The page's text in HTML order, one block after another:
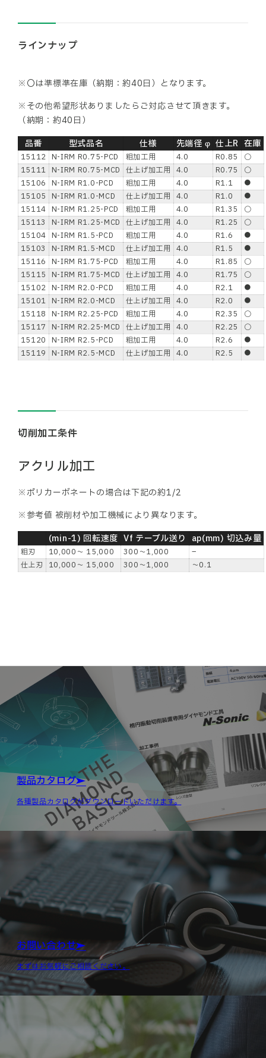
ラインナップ
※〇は準標準在庫（納期：約40日）となります。
※その他希望形状ありましたらご対応させて頂きます。
（納期：約40日）
品番
型式品名 仕様 先端径 φ 仕上R 在庫
15112 N-IRM R0.75-PCD 粗加工用 4.0 R0.85
○
15111
N-IRM R0.75-MCD 仕上げ加工用 4.0 R0.75
○
15106
N-IRM R1.0-PCD 粗加工用 4.0 R1.1
●
15105
N-IRM R1.0-MCD 仕上げ加工用 4.0 R1.0
●
15114
N-IRM R1.25-PCD 粗加工用 4.0 R1.35
○
15113
N-IRM R1.25-MCD 仕上げ加工用 4.0 R1.25
○
15104
N-IRM R1.5-PCD 粗加工用 4.0 R1.6
●
15103
N-IRM R1.5-MCD 仕上げ加工用 4.0 R1.5
●
15116
N-IRM R1.75-PCD 粗加工用 4.0 R1.85
○
15115
N-IRM R1.75-MCD 仕上げ加工用 4.0 R1.75
○
15102
N-IRM R2.0-PCD 粗加工用 4.0 R2.1
●
15101
N-IRM R2.0-MCD 仕上げ加工用 4.0 R2.0
●
15118
N-IRM R2.25-PCD 粗加工用 4.0 R2.35
○
15117
N-IRM R2.25-MCD 仕上げ加工用 4.0 R2.25
○
15120
N-IRM R2.5-PCD 粗加工用 4.0 R2.6
●
15119
N-IRM R2.5-MCD 仕上げ加工用 4.0 R2.5 ●
切削加工条件
アクリル加工
※ポリカーボネートの場合は下記の約1/2
※参考値 被削材や加工機械により異なります。
(min-1) 回転速度 Vf テーブル送り ap(mm) 切込み量
粗刃 10,000～ 15,000 300～1,000
–
仕上刃
10,000～ 15,000 300～1,000 ～0.1
製品カタログ
各種製品カタログがダウンロードいただけます。
お問い合わせ
まずはお気軽にご相談ください。